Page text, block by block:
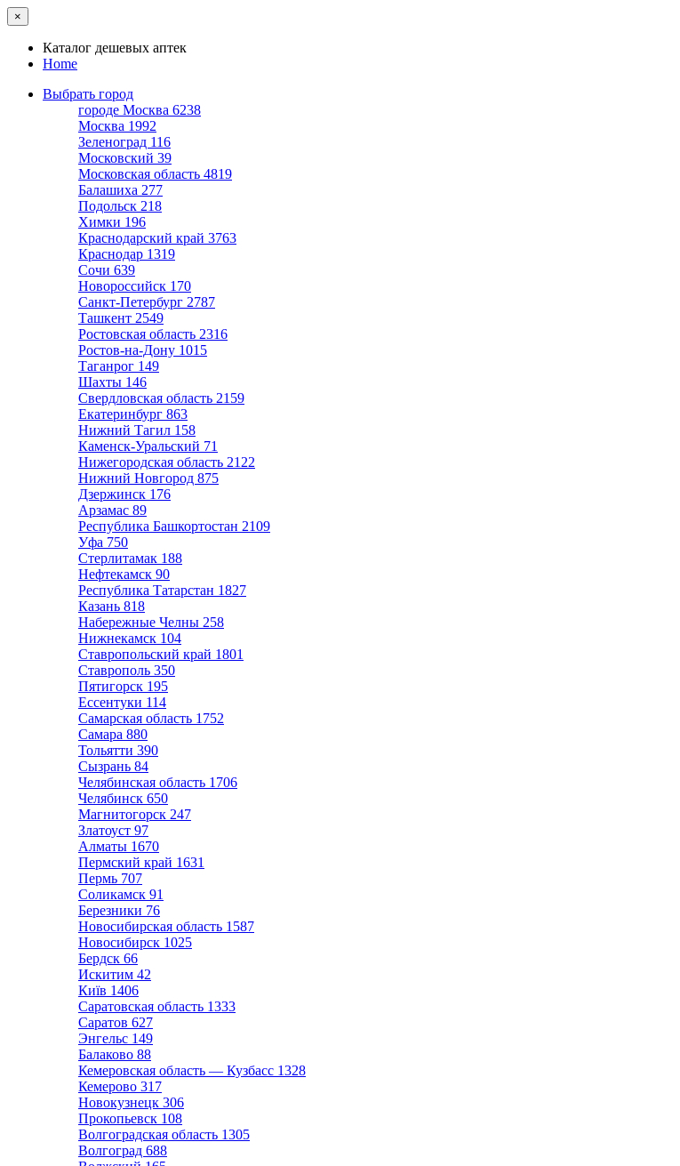
×
Каталог дешевых аптек
Home
Выбрать город
городе Москва 6238
Москва 1992
Зеленоград 116
Московский 39
Московская область 4819
Балашиха 277
Подольск 218
Химки 196
Краснодарский край 3763
Краснодар 1319
Сочи 639
Новороссийск 170
Санкт-Петербург 2787
Ташкент 2549
Ростовская область 2316
Ростов-на-Дону 1015
Таганрог 149
Шахты 146
Свердловская область 2159
Екатеринбург 863
Нижний Тагил 158
Каменск-Уральский 71
Нижегородская область 2122
Нижний Новгород 875
Дзержинск 176
Арзамас 89
Республика Башкортостан 2109
Уфа 750
Стерлитамак 188
Нефтекамск 90
Республика Татарстан 1827
Казань 818
Набережные Челны 258
Нижнекамск 104
Ставропольский край 1801
Ставрополь 350
Пятигорск 195
Ессентуки 114
Самарская область 1752
Самара 880
Тольятти 390
Сызрань 84
Челябинская область 1706
Челябинск 650
Магнитогорск 247
Златоуст 97
Алматы 1670
Пермский край 1631
Пермь 707
Соликамск 91
Березники 76
Новосибирская область 1587
Новосибирск 1025
Бердск 66
Искитим 42
Київ 1406
Саратовская область 1333
Саратов 627
Энгельс 149
Балаково 88
Кемеровская область — Кузбасс 1328
Кемерово 317
Новокузнецк 306
Прокопьевск 108
Волгоградская область 1305
Волгоград 688